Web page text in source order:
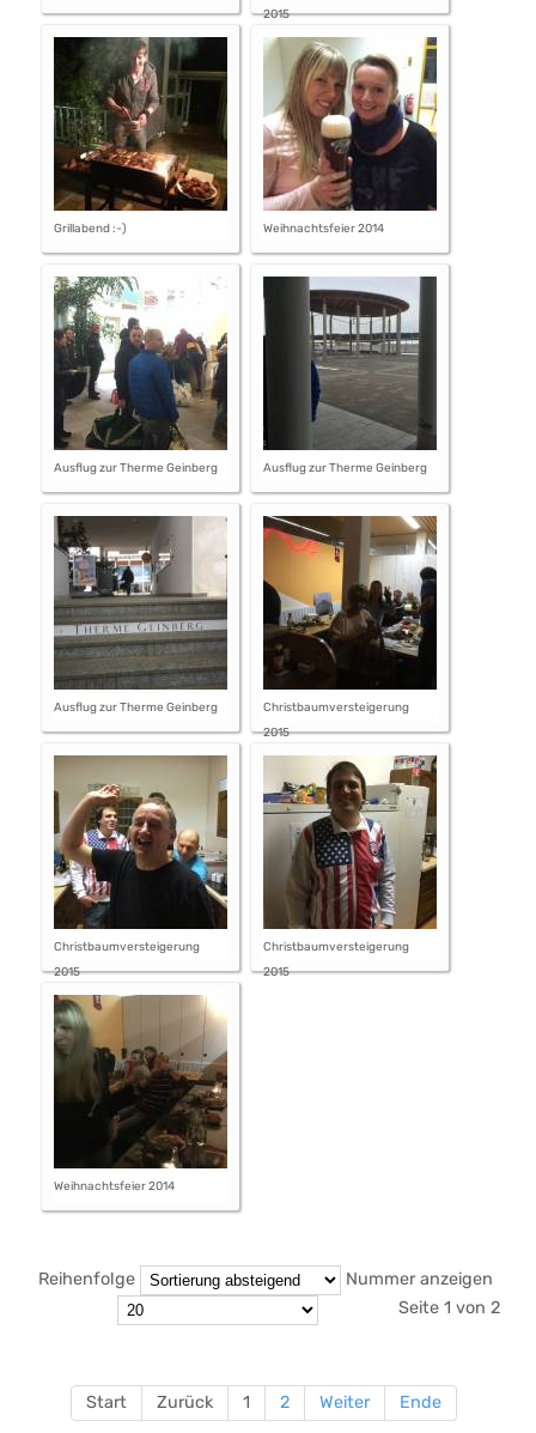
2015
Grillabend :-) Weihnachtsfeier 2014
Ausflug zur Therme Geinberg Ausflug zur Therme Geinberg
Ausflug zur Therme Geinberg
Christbaumversteigerung
2015
Christbaumversteigerung
2015
Christbaumversteigerung
2015
Weihnachtsfeier 2014
Reihenfolge
Nummer anzeigen
Seite 1 von 2
Start Zurück 1 2 Weiter Ende